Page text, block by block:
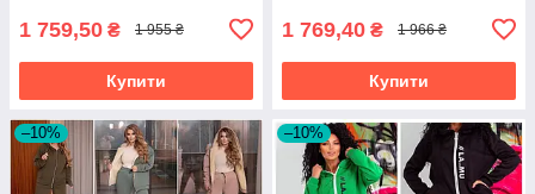
1 759,50 ₴ 1 955 ₴
Купити
1 769,40 ₴ 1 966 ₴
Купити
–10% –10%